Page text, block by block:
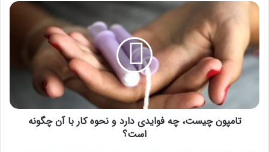
تامپون
چیست،
چه
فوایدی
دارد
با
تامپون چیست، چه فوایدی دارد و نحوه کار با آن چگونه
است؟